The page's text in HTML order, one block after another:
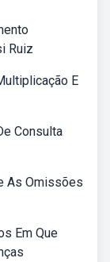
Ruiz
E
Consulta
As Omissões
Em Que